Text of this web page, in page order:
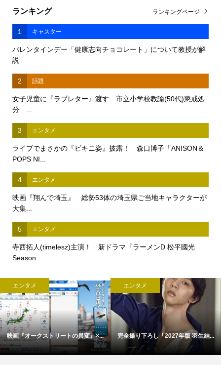
ランキング
1 キャスター
バレンタインデー「健康志向チョコレート」について教授が解
説
2 話題
女子児童に『ラブレター』渡す 市立小学校教諭(50代)懲戒処
分 ...
3 エンタメ
ライブでまさかの『ビキニ姿』披露！ 森口博子「ANISON＆
POPS NI...
4 エンタメ
映画『翔んで埼玉』 総勢53体の埼玉県ご当地キャラクターが
大集...
5 エンタメ
寺西拓人(timelesz)主演！ 新ドラマ『ラーメンD 松平國光
Season...
ランキングページ
エンタメ
【中島裕翔】初写真展 『7okyo
c...
エンタメ
菊池風磨(timelesz)出演！
【NEC...